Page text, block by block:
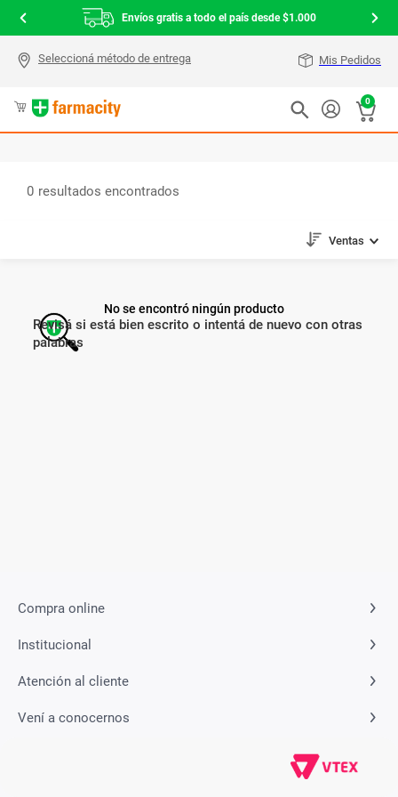
Envíos gratis a todo el país desde $1.000
Mis Pedidos
0
0
Ventas
No se encontró ningún producto
Revisá si está bien escrito o intentá de nuevo con otras
palabras
Compra online
Institucional
Atención al cliente
Vení a conocernos